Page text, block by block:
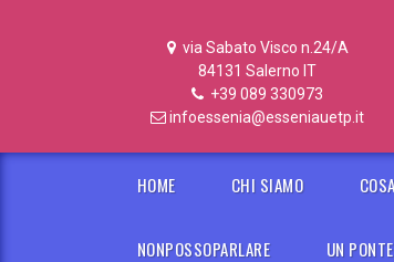
via Sabato Visco n.24/A
84131 Salerno IT
+39 089 330973
infoessenia@esseniauetp.it
HOME CHI SIAMO
NONPOSSOPARLARE UN